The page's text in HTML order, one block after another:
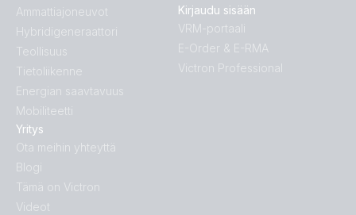
Ammattiajoneuvot
Hybridigeneraattori
Teollisuus
Tietoliikenne
Energian saavtavuus
Mobiliteetti
Yritys
Ota meihin yhteyttä
Blogi
Tämä on Victron
Videot
Kirjaudu sisään
VRM-portaali
E-Order & E-RMA
Victron Professional